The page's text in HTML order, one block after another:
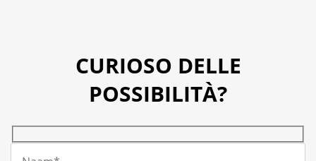
CURIOSO DELLE
POSSIBILITÀ?